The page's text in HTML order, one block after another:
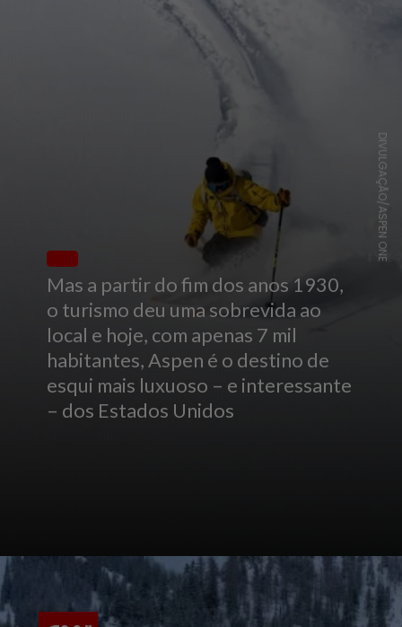
DIVULGAÇÃO/ASPEN ONE
Mas a partir do fim dos anos 1930,
o turismo deu uma sobrevida ao
local e hoje, com apenas 7 mil
habitantes, Aspen é o destino de
esqui mais luxuoso – e interessante
– dos Estados Unidos